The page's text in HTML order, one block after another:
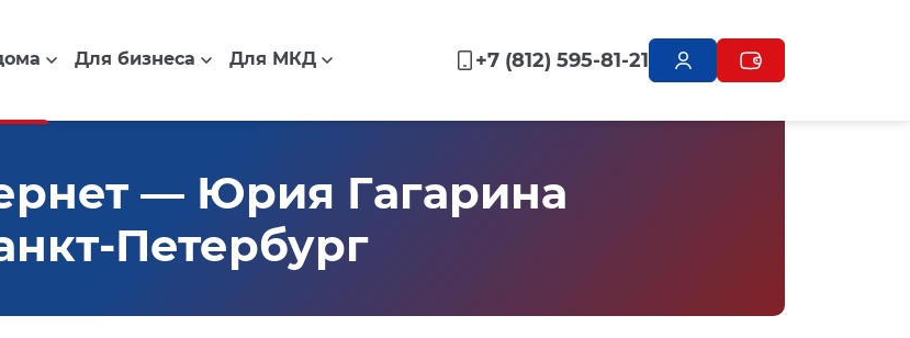
Для бизнеса Для МКД +7 (812) 595-81-21
— Юрия Гагарина
Петербург